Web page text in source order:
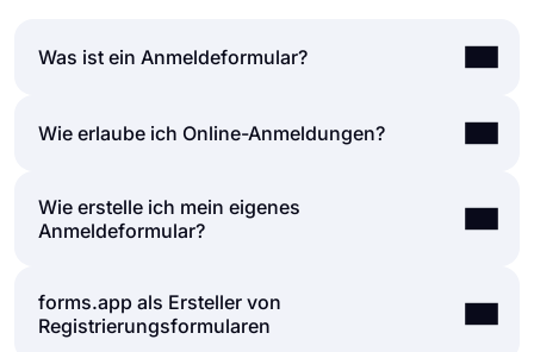
Was ist ein Anmeldeformular?
Ein Registrierungsformular ist ein Dokument zum
eine Anwendung, Veranstaltungen, Organisationen,
Werbegeschenke und mehr. In
basierend auf Ihren Zwecken abgefragt. Dazu
gehören häufig Fragen zu persönlichen Daten,
Firmennamen, Kontaktinformationen, Referenz,
Wie erlaube ich Online-Anmeldungen?
Menschen schließen Registrierungen im
Wesentlichen auf zwei Arten ab; Papierformulare
Registrierungsformularen viel einfacher ist. Mithilfe
einesFormularerstellungstools
Wie erstelle ich mein eigenes
Anmeldeformular?
Wenn Sie Ihr eigenes Registrierungsformular
erstellen möchten, können Sie dies ganz einfach
forms.app als Ersteller von
Registrierungsformularen